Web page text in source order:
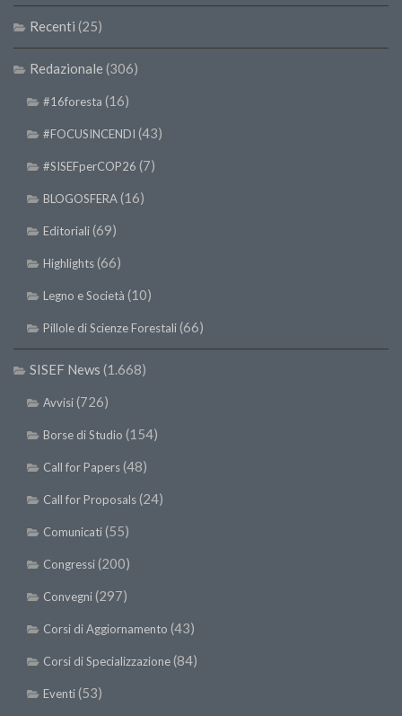
Recenti (25)
Redazionale (306)
#16foresta (16)
#FOCUSINCENDI (43)
#SISEFperCOP26 (7)
BLOGOSFERA(16)
Editoriali(69)
Highlights(66)
Legno e Società (10)
Pillole di Scienze Forestali(66)
SISEF News (1.668)
Avvisi(726)
Borse di Studio (154)
Call for Papers(48)
Call for Proposals(24)
Comunicati(55)
Congressi(200)
Convegni(297)
Corsi di Aggiornamento (43)
Corsi di Specializzazione(84)
Eventi(53)